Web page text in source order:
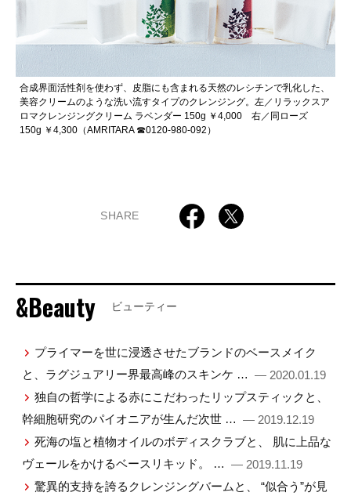
合成界面活性剤を使わず、皮脂にも含まれる天然のレシチンで乳化した、
美容クリームのような洗い流すタイプのクレンジング。左／リラックスア
ロマクレンジングクリーム ラベンダー 150g ￥4,000 右／同ローズ
150g ￥4,300（AMRITARA ☎︎0120-980-092）
SHARE
&Beauty ビューティー
プライマーを世に浸透させたブランドのベースメイク
と、ラグジュアリー界最高峰のスキンケ … — 2020.01.19
独自の哲学による赤にこだわったリップスティックと、
幹細胞研究のパイオニアが生んだ次世 … — 2019.12.19
死海の塩と植物オイルのボディスクラブと、 肌に上品な
ヴェールをかけるベースリキッド。 … — 2019.11.19
驚異的支持を誇るクレンジングバームと、 “似合う”が見